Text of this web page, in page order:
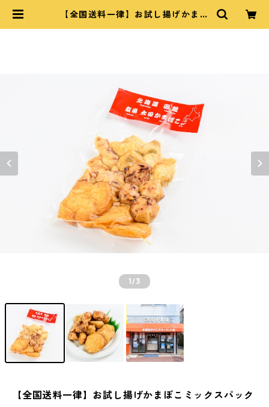
【全国送料一律】お試し揚げかまぼ
1/3
【全国送料一律】お試し揚げかまぼこミックスパック